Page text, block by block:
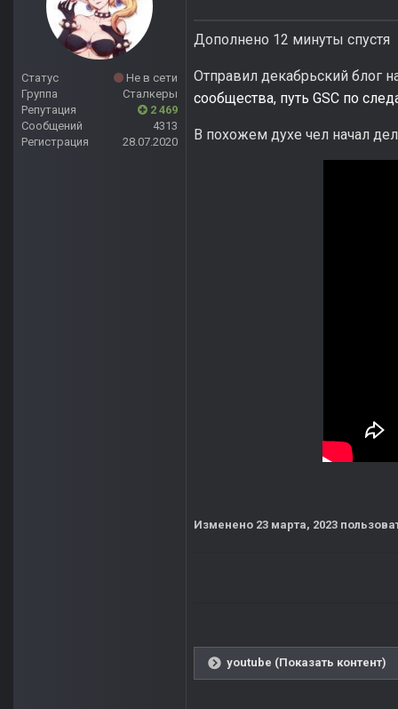
Статус
Не в сети
Группа
Сталкеры
Репутация
2 469
Сообщений
4313
Регистрация
28.07.2020
Дополнено 12 минуты спустя
Отправил декабрьский блог
сообщества, путь GSC по
В похожем духе чел начал
Изменено 23 марта, 2023
youtube (Показать контент)